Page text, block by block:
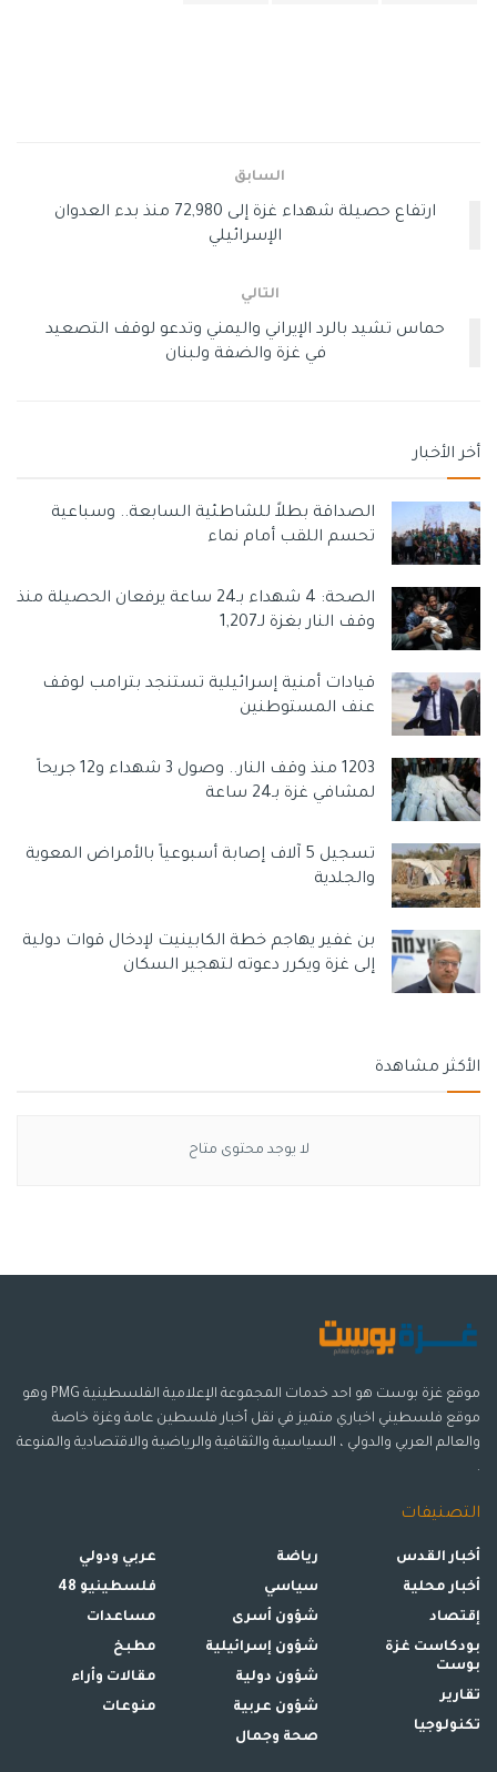
السابق
ارتفاع حصيلة شهداء غزة إلى 72,980 منذ بدء العدوان
الإسرائيلي
التالي
حماس تشيد بالرد الإيراني واليمني وتدعو لوقف التصعيد
في غزة والضفة ولبنان
أخر الأخبار
الصداقة بطلاً للشاطئية السابعة.. وسباعية
تحسم اللقب أمام نماء
الصحة: 4 شهداء بـ24 ساعة يرفعان الحصيلة منذ
وقف النار بغزة لـ1,207
قيادات أمنية إسرائيلية تستنجد بترامب لوقف
عنف المستوطنين
1203 منذ وقف النار.. وصول 3 شهداء و12 جريحاً
لمشافي غزة بـ24 ساعة
تسجيل 5 آلاف إصابة أسبوعياً بالأمراض المعوية
والجلدية
بن غفير يهاجم خطة الكابينيت لإدخال قوات دولية
إلى غزة ويكرر دعوته لتهجير السكان
الأكثر مشاهدة
لا يوجد محتوى متاح
موقع غزة بوست هو احد خدمات المجموعة الإعلامية الفلسطينية PMG وهو
موقع فلسطيني اخباري متميز في نقل أخبار فلسطين عامة وغزة خاصة
والعالم العربي والدولي ، السياسية والثقافية والرياضية والاقتصادية والمنوعة
.
التصنيفات
أخبار القدس
أخبار محلية
إقتصاد
بودكاست غزة
بوست
تقارير
تكنولوجيا
رياضة
سياسي
شؤون أسرى
شؤون إسرائيلية
شؤون دولية
شؤون عربية
صحة وجمال
عربي ودولي
فلسطينيو 48
مساعدات
مطبخ
مقالات وأراء
منوعات